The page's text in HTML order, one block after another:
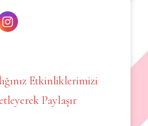
Etkinliklerimizi
Paylaşır